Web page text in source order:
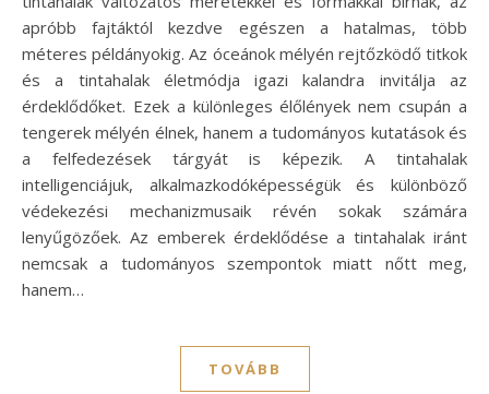
apróbb fajtáktól kezdve egészen a hatalmas, több
méteres példányokig. Az óceánok mélyén rejtőzködő titkok
és a tintahalak életmódja igazi kalandra invitálja az
érdeklődőket. Ezek a különleges élőlények nem csupán a
tengerek mélyén élnek, hanem a tudományos kutatások és
a felfedezések tárgyát is képezik. A tintahalak
intelligenciájuk, alkalmazkodóképességük és különböző
védekezési mechanizmusaik révén sokak számára
lenyűgözőek. Az emberek érdeklődése a tintahalak iránt
nemcsak a tudományos szempontok miatt nőtt meg,
hanem…
TOVÁBB